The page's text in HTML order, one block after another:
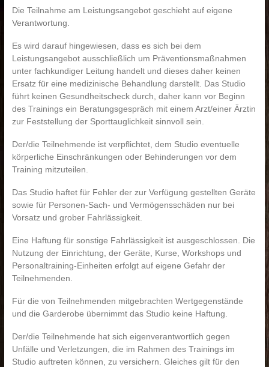
Die Teilnahme am Leistungsangebot geschieht auf eigene
Verantwortung.
Es wird darauf hingewiesen, dass es sich bei dem
Leistungsangebot ausschließlich um Präventionsmaßnahmen
unter fachkundiger Leitung handelt und dieses daher keinen
Ersatz für eine medizinische Behandlung darstellt. Das Studio
führt keinen Gesundheitscheck durch, daher kann vor Beginn
des Trainings ein Beratungsgespräch mit einem Arzt/einer Ärztin
zur Feststellung der Sporttauglichkeit sinnvoll sein.
Der/die Teilnehmende ist verpflichtet, dem Studio eventuelle
körperliche Einschränkungen oder Behinderungen vor dem
Training mitzuteilen.
Das Studio haftet für Fehler der zur Verfügung gestellten Geräte
sowie für Personen-Sach- und Vermögensschäden nur bei
Vorsatz und grober Fahrlässigkeit.
Eine Haftung für sonstige Fahrlässigkeit ist ausgeschlossen. Die
Nutzung der Einrichtung, der Geräte, Kurse, Workshops und
Personaltraining-Einheiten erfolgt auf eigene Gefahr der
Teilnehmenden.
Für die von Teilnehmenden mitgebrachten Wertgegenstände
und die Garderobe übernimmt das Studio keine Haftung.
Der/die Teilnehmende hat sich eigenverantwortlich gegen
Unfälle und Verletzungen, die im Rahmen des Trainings im
Studio auftreten können, zu versichern. Gleiches gilt für den